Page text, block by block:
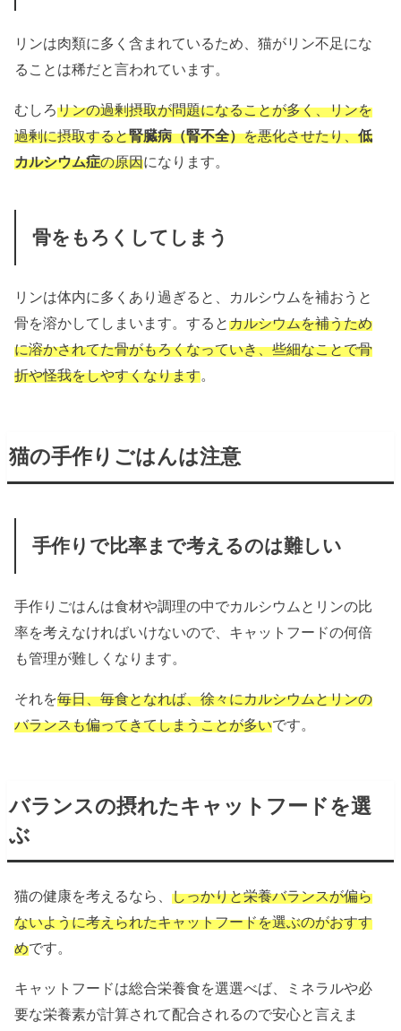
リンは肉類に多く含まれているため、猫がリン不足にな
ることは稀だと言われています。
むしろリンの過剰摂取が問題になることが多く、リンを
過剰に摂取すると腎臓病（腎不全）を悪化させたり、低
カルシウム症の原因になります。
骨をもろくしてしまう
リンは体内に多くあり過ぎると、カルシウムを補おうと
骨を溶かしてしまいます。するとカルシウムを補うため
に溶かされてた骨がもろくなっていき、些細なことで骨
折や怪我をしやすくなります。
猫の手作りごはんは注意
手作りで比率まで考えるのは難しい
手作りごはんは食材や調理の中でカルシウムとリンの比
率を考えなければいけないので、キャットフードの何倍
も管理が難しくなります。
それを毎日、毎食となれば、徐々にカルシウムとリンの
バランスも偏ってきてしまうことが多いです。
バランスの摂れたキャットフードを選
ぶ
猫の健康を考えるなら、しっかりと栄養バランスが偏ら
ないように考えられたキャットフードを選ぶのがおすす
めです。
キャットフードは総合栄養食を選選べば、ミネラルや必
要な栄養素が計算されて配合されるので安心と言えま